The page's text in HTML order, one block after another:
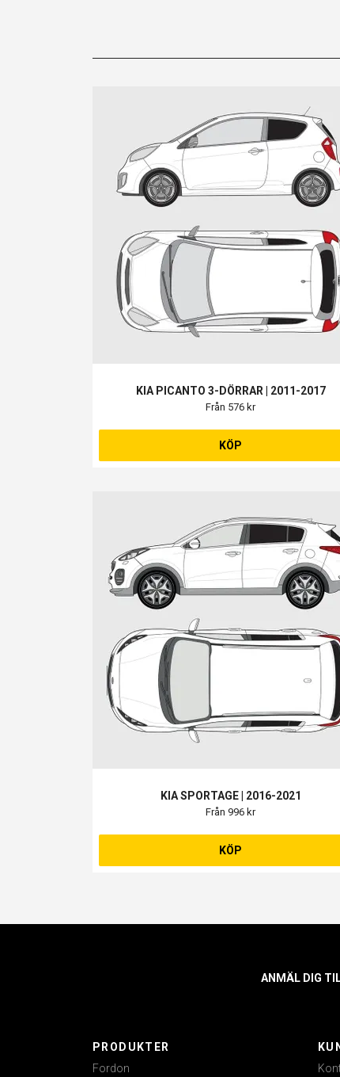
KIA PICANTO 3-DÖRRAR | 2011-2017
Från 576 kr
KÖP
KIA SPORTAGE | 2016-2021
Från 996 kr
KÖP
ANMÄL DIG
PRODUKTER
Fordon